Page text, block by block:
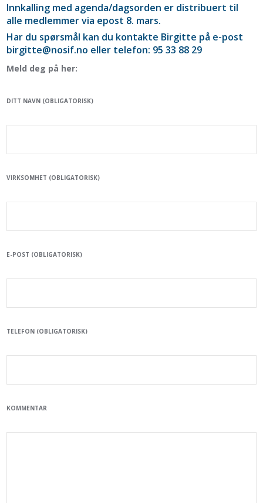
Innkalling med agenda/dagsorden er distribuert til
alle medlemmer via epost 8. mars.
Har du spørsmål kan du kontakte Birgitte på e-post
birgitte@nosif.no eller telefon: 95 33 88 29
Meld deg på her:
DITT NAVN (OBLIGATORISK)
VIRKSOMHET (OBLIGATORISK)
E-POST (OBLIGATORISK)
TELEFON (OBLIGATORISK)
KOMMENTAR